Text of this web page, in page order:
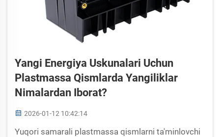
Yangi Energiya Uskunalari Uchun
Plastmassa Qismlarda Yangiliklar
Nimalardan Iborat?
2026-01-12 10:42:14
Yuqori samarali plastmassa qismlarni ta'minlovchi